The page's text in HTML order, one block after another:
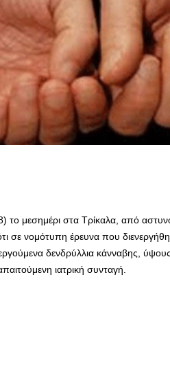
μεσημέρι στα Τρίκαλα, από
σε νομότυπη έρευνα που
δενδρύλλια κάνναβης,
ιατρική συνταγή.